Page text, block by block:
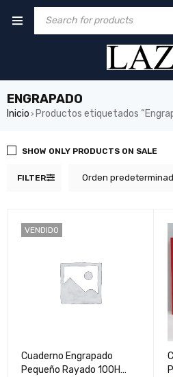
ENGRAPADO
Inicio › Productos etiquetados
FILTER Orden
SHOW ONLY PRODUCTS ON SALE
VENDIDO
Cuaderno Engrapado
Pequeño Rayado 100H